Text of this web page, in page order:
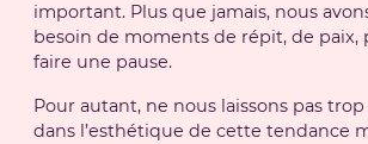
important. Plus que jamais, nous
besoin de moments de répit, de paix,
faire une pause.
Pour autant, ne nous laissons pas
dans l’esthétique de cette tendance